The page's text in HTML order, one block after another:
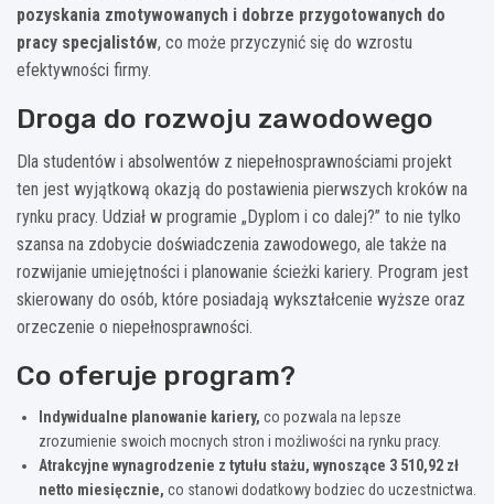
pozyskania zmotywowanych i dobrze przygotowanych do
pracy specjalistów, co może przyczynić się do wzrostu
efektywności firmy.
Droga do rozwoju zawodowego
Dla studentów i absolwentów z niepełnosprawnościami projekt
ten jest wyjątkową okazją do postawienia pierwszych kroków na
rynku pracy. Udział w programie „Dyplom i co dalej?” to nie tylko
szansa na zdobycie doświadczenia zawodowego, ale także na
rozwijanie umiejętności i planowanie ścieżki kariery. Program jest
skierowany do osób, które posiadają wykształcenie wyższe oraz
orzeczenie o niepełnosprawności.
Co oferuje program?
Indywidualne planowanie kariery, co pozwala na lepsze
zrozumienie swoich mocnych stron i możliwości na rynku pracy.
Atrakcyjne wynagrodzenie z tytułu stażu, wynoszące 3 510,92 zł
netto miesięcznie, co stanowi dodatkowy bodziec do uczestnictwa.